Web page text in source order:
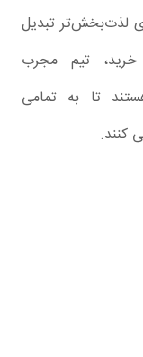
لذت‌بخش‌تر تبدیل
تیم مجرب
تا به تمامی
کنند.